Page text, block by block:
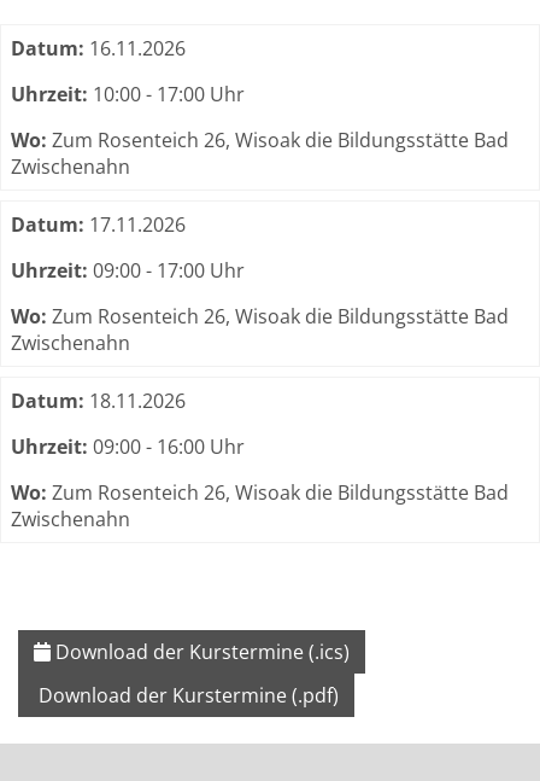
Termine zum dieser Kurs
Datum: 16.11.2026
Uhrzeit: 10:00 - 17:00 Uhr
Wo: Zum Rosenteich 26, Wisoak die Bildungsstätte Bad
Zwischenahn
Datum: 17.11.2026
Uhrzeit: 09:00 - 17:00 Uhr
Wo: Zum Rosenteich 26, Wisoak die Bildungsstätte Bad
Zwischenahn
Datum: 18.11.2026
Uhrzeit: 09:00 - 16:00 Uhr
Wo: Zum Rosenteich 26, Wisoak die Bildungsstätte Bad
Zwischenahn
Download der Kurstermine (.ics)
Download der Kurstermine (.pdf)